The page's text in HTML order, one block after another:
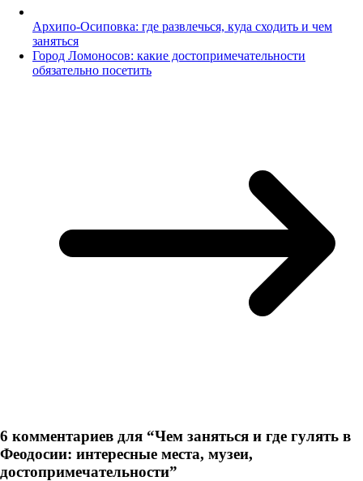
Архипо-Осиповка: где развлечься, куда сходить и чем
заняться
Город Ломоносов: какие достопримечательности
обязательно посетить
6 комментариев для “Чем заняться и где гулять в
Феодосии: интересные места, музеи,
достопримечательности”